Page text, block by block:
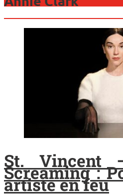
St. Vincent
Screaming :
artiste en feu